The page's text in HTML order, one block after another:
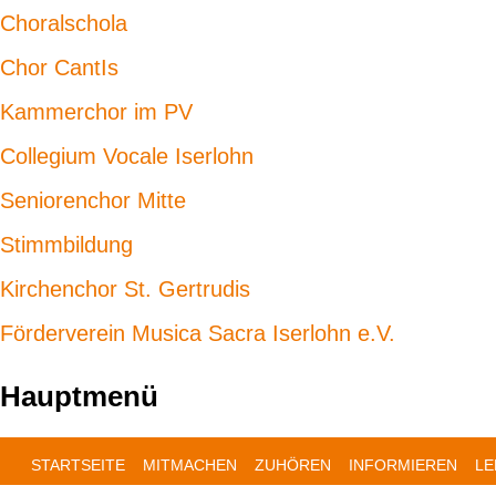
Choralschola
Chor CantIs
Kammerchor im PV
Collegium Vocale Iserlohn
Seniorenchor Mitte
Stimmbildung
Kirchenchor St. Gertrudis
Förderverein Musica Sacra Iserlohn e.V.
Hauptmenü
STARTSEITE MITMACHEN ZUHÖREN INFORMIEREN